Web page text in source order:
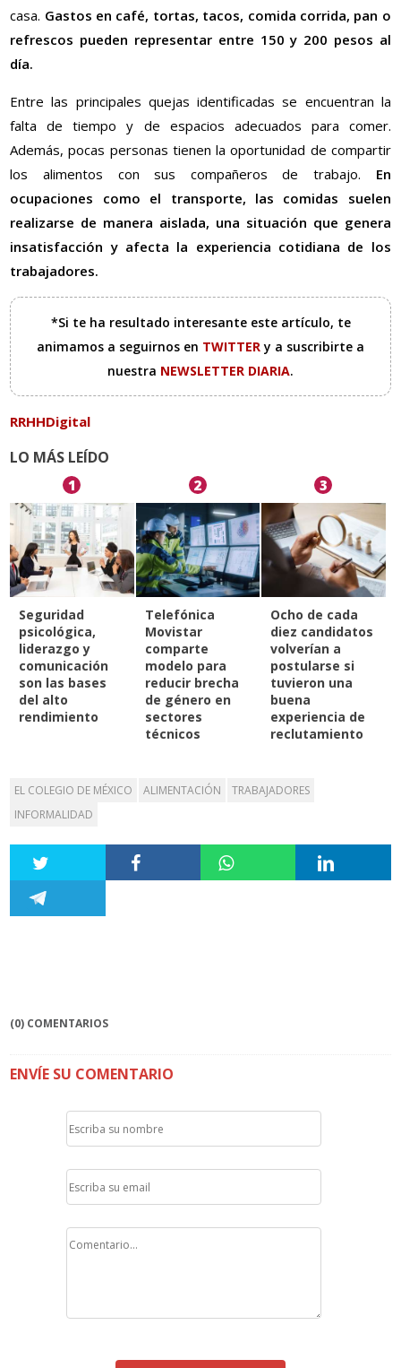
casa. Gastos en café, tortas, tacos, comida corrida, pan o
refrescos pueden representar entre 150 y 200 pesos al
día.
Entre las principales quejas identificadas se encuentran la
falta de tiempo y de espacios adecuados para comer.
Además, pocas personas tienen la oportunidad de compartir
los alimentos con sus compañeros de trabajo. En
ocupaciones como el transporte, las comidas suelen
realizarse de manera aislada, una situación que genera
insatisfacción y afecta la experiencia cotidiana de los
trabajadores.
*Si te ha resultado interesante este artículo, te
animamos a seguirnos en TWITTERy a suscribirte a
nuestra NEWSLETTER DIARIA.
RRHHDigital
LO MÁS LEÍDO
1
Seguridad
psicológica,
liderazgo y
comunicación
son las bases
del alto
rendimiento
2
Telefónica
Movistar
comparte
modelo para
reducir brecha
de género en
sectores
técnicos
3
Ocho de cada
diez candidatos
volverían a
postularse si
tuvieron una
buena
experiencia de
reclutamiento
EL COLEGIO DE MÉXICO ALIMENTACIÓN
TRABAJADORES
INFORMALIDAD
(0) COMENTARIOS
ENVÍE SU COMENTARIO